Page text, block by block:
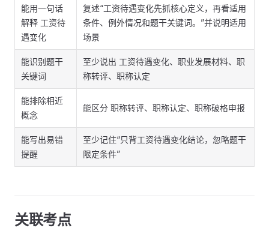
能用一句话
解释 工资待
遇变化
复述“工资待遇变化先抓核心定义，再看适用
条件、例外情况和题干关键词。”并说明适用
场景
能识别题干
关键词
至少说出 工资待遇变化、职业发展材料、职
称转评、职称认定
能排除相近
概念
能区分 职称转评、职称认定、职称破格申报
能写出易错
提醒
至少记住“只背工资待遇变化结论，忽略题干
限定条件”
关联考点